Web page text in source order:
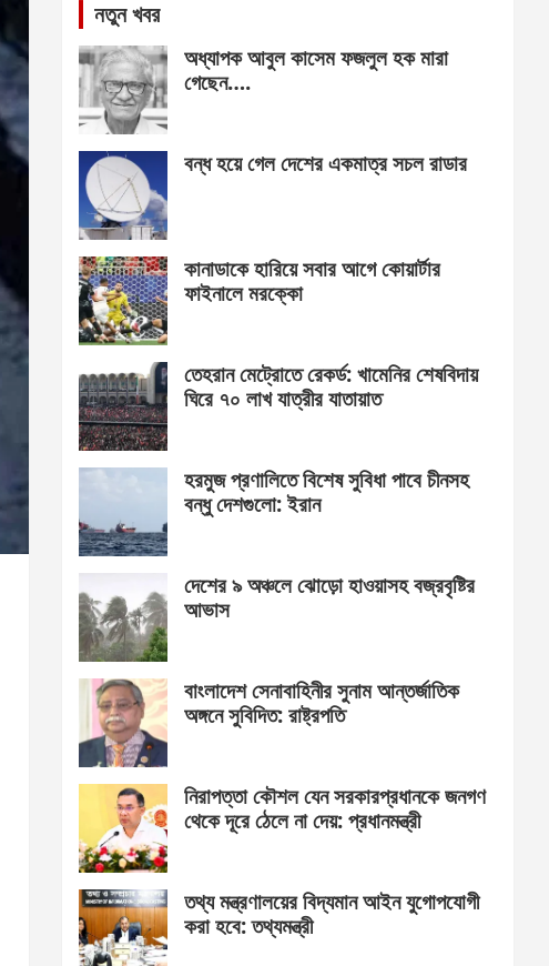
নতুন খবর
অধ্যাপক আবুল কাসেম ফজলুল হক মারা
গেছেন….
বন্ধ হয়ে গেল দেশের একমাত্র সচল রাডার
কানাডাকে হারিয়ে সবার আগে কোয়ার্টার
ফাইনালে মরক্কো
তেহরান মেট্রোতে রেকর্ড: খামেনির শেষবিদায়
ঘিরে ৭০ লাখ যাত্রীর যাতায়াত
হরমুজ প্রণালিতে বিশেষ সুবিধা পাবে চীনসহ
বন্ধু দেশগুলো: ইরান
দেশের ৯ অঞ্চলে ঝোড়ো হাওয়াসহ বজ্রবৃষ্টির
আভাস
বাংলাদেশ সেনাবাহিনীর সুনাম আন্তর্জাতিক
অঙ্গনে সুবিদিত: রাষ্ট্রপতি
নিরাপত্তা কৌশল যেন সরকারপ্রধানকে জনগণ
থেকে দূরে ঠেলে না দেয়: প্রধানমন্ত্রী
তথ্য মন্ত্রণালয়ের বিদ্যমান আইন যুগোপযোগী
করা হবে: তথ্যমন্ত্রী